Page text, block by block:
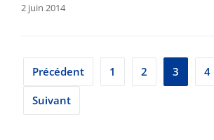
2 juin 2014
Pagination
des
publications
Précédent 1 2 3 4
Suivant